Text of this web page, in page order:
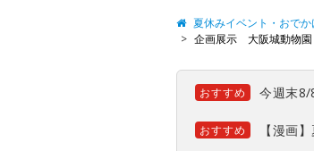
夏休みイベント・おで
企画展示 大阪城動物園
おすすめ 今週末8/
おすすめ 【漫画